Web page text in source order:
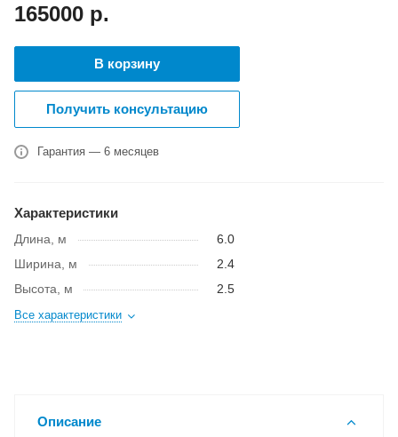
165000 р.
В корзину
Получить консультацию
Гарантия — 6 месяцев
Характеристики
Длина, м
6.0
Ширина, м
2.4
Высота, м
2.5
Все характеристики
Описание